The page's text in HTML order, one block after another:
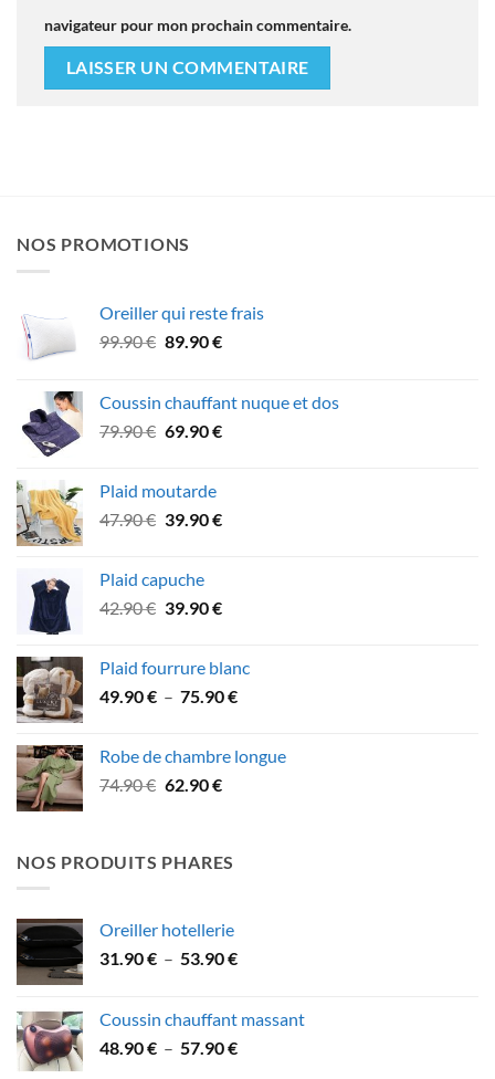
navigateur pour mon prochain commentaire.
NOS PROMOTIONS
Oreiller qui reste frais
99.90€ Le
était :
99.90 €.
89.90€Le
est :
89.90 €.
Coussin chauffant nuque et dos
79.90€ Le
était :
79.90 €.
69.90€Le
69.90 €.
Plaid moutarde
47.90€ Le
était :
47.90 €.
39.90€Le
39.90 €.
Plaid capuche
42.90€ Le
était :
42.90 €.
39.90€Le
est :
39.90 €.
Plaid fourrure blanc
49.90€ – 75.90€Plage
49.90 €
Robe de chambre longue
74.90€ Le
était :
74.90 €.
62.90€Le
est :
62.90 €.
NOS PRODUITS PHARES
Oreiller hotellerie
31.90€ – 53.90€Plage
31.90 €
à
Coussin chauffant massant
48.90€ – 57.90€Plage